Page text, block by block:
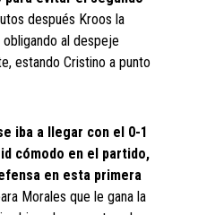
después Kroos la
al despeje
estando Cristino a punto
iba a llegar con el 0-1
cómodo en el partido,
en esta primera
Morales que le gana la